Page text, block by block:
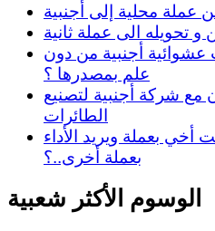
عملة محلية إلى أجنبية
تحويله الى عملة ثانية
أجنبية من دون
علم بمصدرها ؟
شركة أجنبية لتصنيع
الطائرات
بعملة ويريد الأداء
بعملة أخرى..؟
الوسوم الأكثر شعبية